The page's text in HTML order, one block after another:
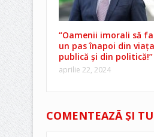
“Oamenii imorali să
un pas înapoi din viața
publică și din politică!”
aprilie 22, 2024
COMENTEAZĂ ŞI TU